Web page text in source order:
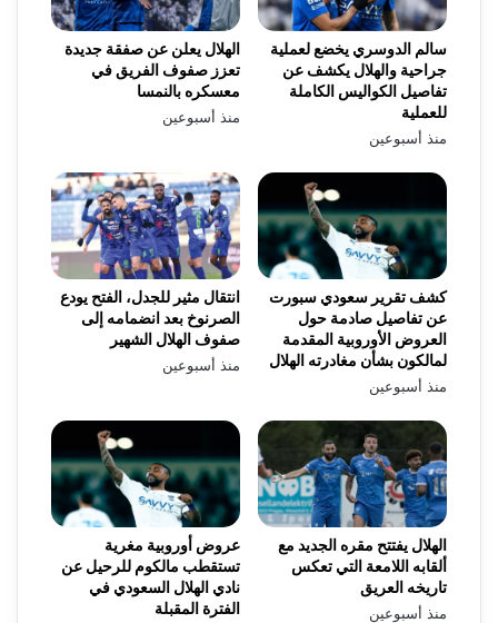
الهلال يعلن عن صفقة جديدة
تعزز صفوف الفريق في
معسكره بالنمسا
منذ أسبوعين
سالم الدوسري يخضع لعملية
جراحية والهلال يكشف عن
تفاصيل الكواليس الكاملة
للعملية
منذ أسبوعين
انتقال مثير للجدل، الفتح يودع
الصرنوخ بعد انضمامه إلى
صفوف الهلال الشهير
منذ أسبوعين
كشف تقرير سعودي سبورت
عن تفاصيل صادمة حول
العروض الأوروبية المقدمة
لمالكون بشأن مغادرته الهلال
منذ أسبوعين
عروض أوروبية مغرية
تستقطب مالكوم للرحيل عن
نادي الهلال السعودي في
الفترة المقبلة
الهلال يفتتح مقره الجديد مع
ألقابه اللامعة التي تعكس
تاريخه العريق
منذ أسبوعين